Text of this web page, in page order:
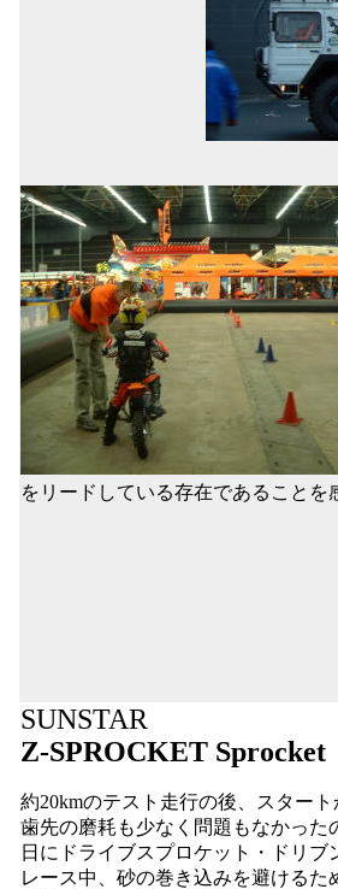
をリードしている存在であることを
SUNSTAR
Z-SPROCKET Sprocket
約20kmのテスト走行の後、スタート
歯先の磨耗も少なく問題もなかっ
日にドライブスプロケット・ドリブ
レース中、砂の巻き込みを避けるた